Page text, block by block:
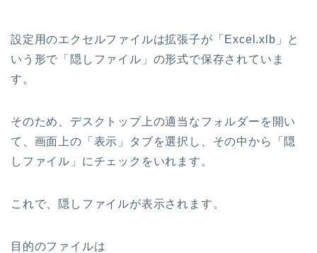
設定用のエクセルファイルは拡張子が「Excel.xlb」と
いう形で「隠しファイル」の形式で保存されていま
す。
そのため、デスクトップ上の適当なフォルダーを開い
て、画面上の「表示」タブを選択し、その中から「隠
しファイル」にチェックをいれます。
これで、隠しファイルが表示されます。
目的のファイルは